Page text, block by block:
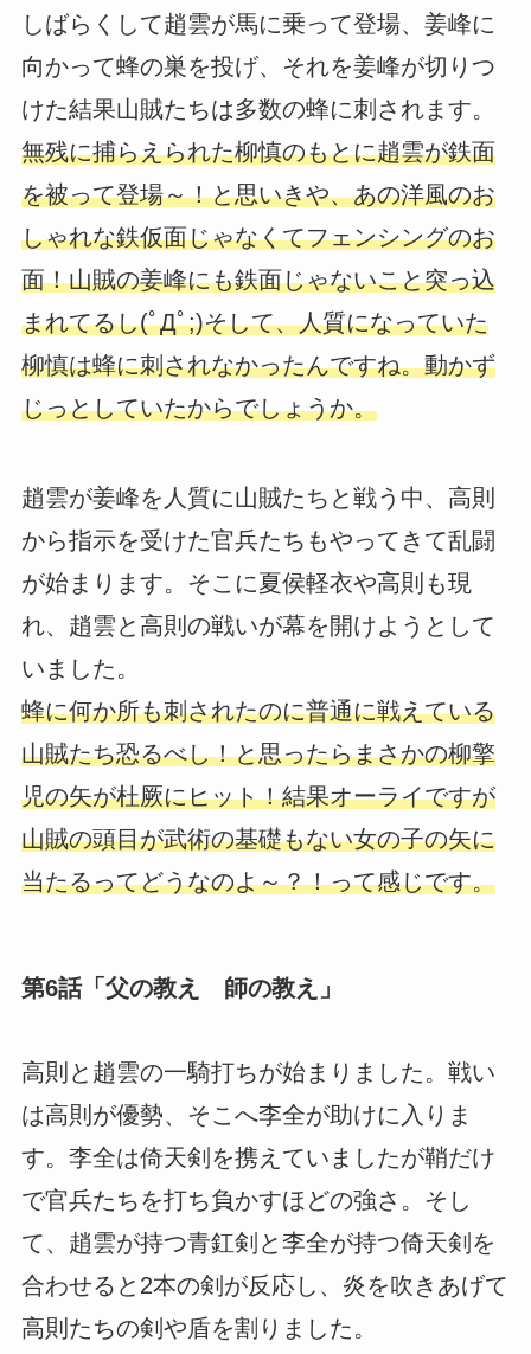
しばらくして趙雲が馬に乗って登場、姜峰に
向かって蜂の巣を投げ、それを姜峰が切りつ
けた結果山賊たちは多数の蜂に刺されます。
無残に捕らえられた柳慎のもとに趙雲が鉄面
を被って登場～！と思いきや、あの洋風のお
しゃれな鉄仮面じゃなくてフェンシングのお
面！山賊の姜峰にも鉄面じゃないこと突っ込
まれてるし(ﾟДﾟ;)そして、人質になっていた
柳慎は蜂に刺されなかったんですね。動かず
じっとしていたからでしょうか。
趙雲が姜峰を人質に山賊たちと戦う中、高則
から指示を受けた官兵たちもやってきて乱闘
が始まります。そこに夏侯軽衣や高則も現
れ、趙雲と高則の戦いが幕を開けようとして
いました。
蜂に何か所も刺されたのに普通に戦えている
山賊たち恐るべし！と思ったらまさかの柳擎
児の矢が杜厥にヒット！結果オーライですが
山賊の頭目が武術の基礎もない女の子の矢に
当たるってどうなのよ～？！って感じです。
第6話「父の教え 師の教え」
高則と趙雲の一騎打ちが始まりました。戦い
は高則が優勢、そこへ李全が助けに入りま
す。李全は倚天剣を携えていましたが鞘だけ
で官兵たちを打ち負かすほどの強さ。そし
て、趙雲が持つ青釭剣と李全が持つ倚天剣を
合わせると2本の剣が反応し、炎を吹きあげて
高則たちの剣や盾を割りました。